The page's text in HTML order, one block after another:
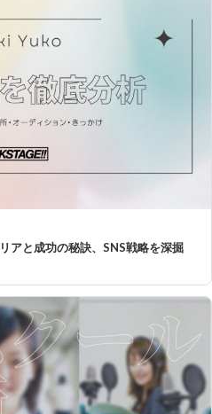
アと成功の秘訣、SNS戦略を深掘